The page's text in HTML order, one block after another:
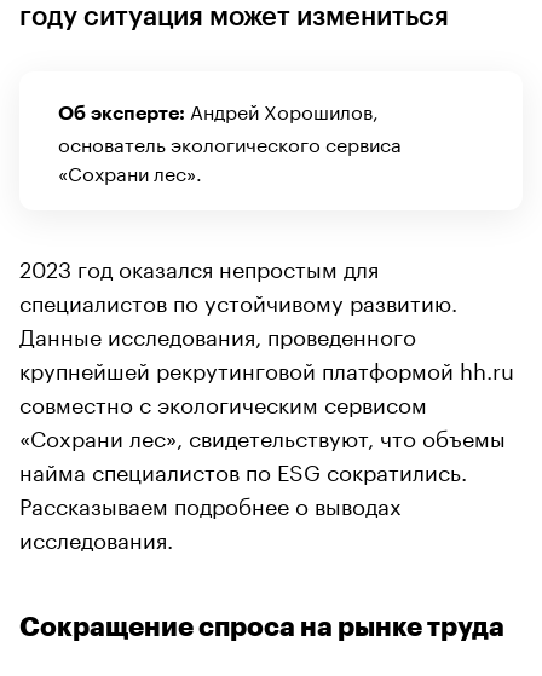
году ситуация может измениться
Об эксперте: Андрей Хорошилов,
основатель экологического сервиса
«Сохрани лес».
2023 год оказался непростым для
специалистов по устойчивому развитию.
Данные исследования, проведенного
крупнейшей рекрутинговой платформой hh.ru
совместно с экологическим сервисом
«Сохрани лес», свидетельствуют, что объемы
найма специалистов по ESG сократились.
Рассказываем подробнее о выводах
исследования.
Сокращение спроса на рынке труда